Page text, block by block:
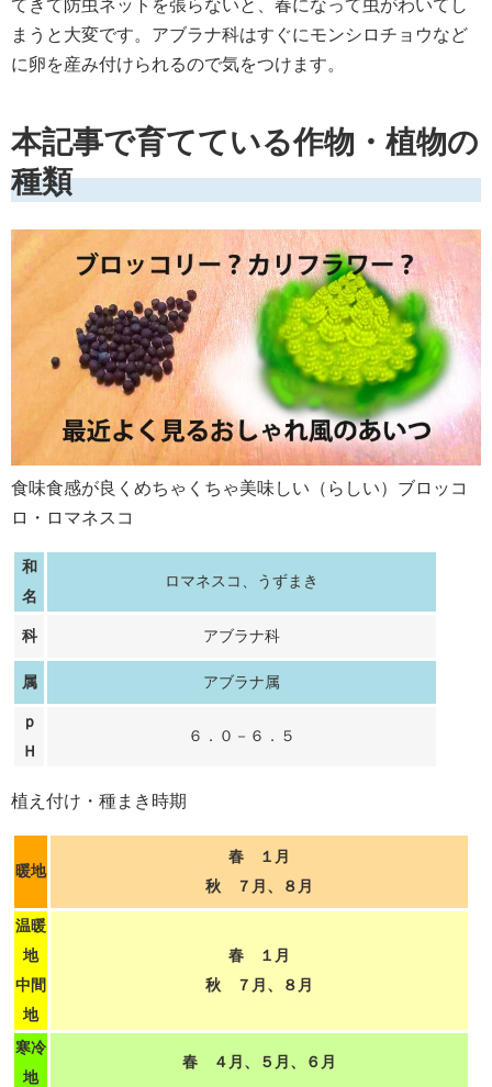
てきて防虫ネットを張らないと、春になって虫がわいてし
まうと大変です。アブラナ科はすぐにモンシロチョウなど
に卵を産み付けられるので気をつけます。
本記事で育てている作物・植物の
種類
食味食感が良くめちゃくちゃ美味しい（らしい）ブロッコ
ロ・ロマネスコ
和
名
ロマネスコ、うずまき
科 アブラナ科
属 アブラナ属
ｐ
Ｈ
６．０－６．５
植え付け・種まき時期
暖地
春 １月
秋 ７月、８月
温暖
地
中間
地
春 １月
秋 ７月、８月
寒冷
地
春 ４月、５月、６月